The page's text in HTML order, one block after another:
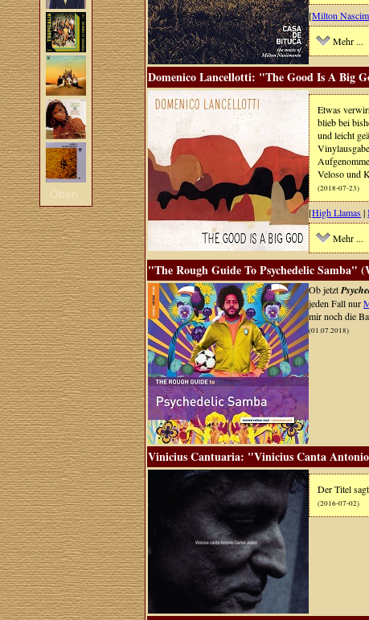
Oben
[Milton
Mehr ...
Domenico Lancellotti: "The Good Is A Big
Etwas
blieb bei
und leicht
Veloso und
(2018-07-23)
[High Llamas|
Mehr ...
"The Rough Guide To Psychedelic Samba"
Ob jetzt
jeden Fall nur
mir noch die
(01.07.2018)
Vinicius Cantuaria: "Vinicius Canta
Der Titel
(2016-07-02)